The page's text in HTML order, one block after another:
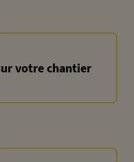
votre chantier